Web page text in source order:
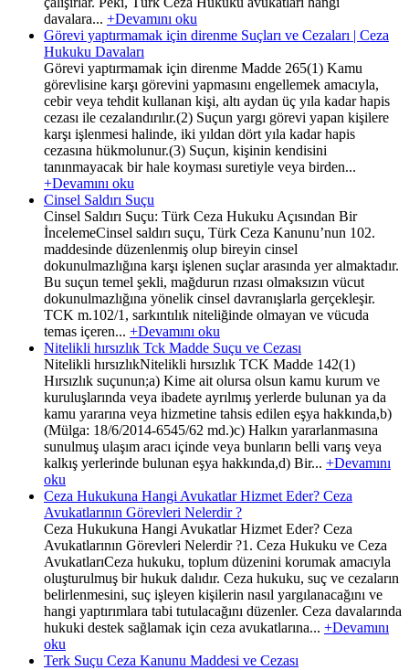
davalara... +Devamını oku
Görevi yaptırmamak için direnme Suçları ve Cezaları | Ceza
Hukuku Davaları
Görevi yaptırmamak için direnme Madde 265(1) Kamu
görevlisine karşı görevini yapmasını engellemek amacıyla,
cebir veya tehdit kullanan kişi, altı aydan üç yıla kadar hapis
cezası ile cezalandırılır.(2) Suçun yargı görevi yapan kişilere
karşı işlenmesi halinde, iki yıldan dört yıla kadar hapis
cezasına hükmolunur.(3) Suçun, kişinin kendisini
tanınmayacak bir hale koyması suretiyle veya birden...
+Devamını oku
Cinsel Saldırı Suçu
Cinsel Saldırı Suçu: Türk Ceza Hukuku Açısından Bir
İncelemeCinsel saldırı suçu, Türk Ceza Kanunu’nun 102.
maddesinde düzenlenmiş olup bireyin cinsel
dokunulmazlığına karşı işlenen suçlar arasında yer almaktadır.
Bu suçun temel şekli, mağdurun rızası olmaksızın vücut
dokunulmazlığına yönelik cinsel davranışlarla gerçekleşir.
TCK m.102/1, sarkıntılık niteliğinde olmayan ve vücuda
temas içeren... +Devamını oku
Nitelikli hırsızlık Tck Madde Suçu ve Cezası
Nitelikli hırsızlıkNitelikli hırsızlık TCK Madde 142(1)
Hırsızlık suçunun;a) Kime ait olursa olsun kamu kurum ve
kuruluşlarında veya ibadete ayrılmış yerlerde bulunan ya da
kamu yararına veya hizmetine tahsis edilen eşya hakkında,b)
(Mülga: 18/6/2014-6545/62 md.)c) Halkın yararlanmasına
sunulmuş ulaşım aracı içinde veya bunların belli varış veya
kalkış yerlerinde bulunan eşya hakkında,d) Bir... +Devamını
oku
Ceza Hukukuna Hangi Avukatlar Hizmet Eder? Ceza
Avukatlarının Görevleri Nelerdir ?
Ceza Hukukuna Hangi Avukatlar Hizmet Eder? Ceza
Avukatlarının Görevleri Nelerdir ?1. Ceza Hukuku ve Ceza
AvukatlarıCeza hukuku, toplum düzenini korumak amacıyla
oluşturulmuş bir hukuk dalıdır. Ceza hukuku, suç ve cezaların
belirlenmesini, suç işleyen kişilerin nasıl yargılanacağını ve
hangi yaptırımlara tabi tutulacağını düzenler. Ceza davalarında
hukuki destek sağlamak için ceza avukatlarına... +Devamını
oku
Terk Suçu Ceza Kanunu Maddesi ve Cezası